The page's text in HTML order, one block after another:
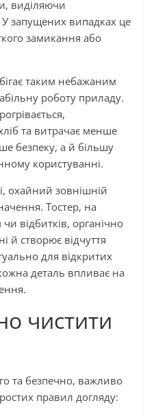
виділяючи
запущених випадках це
замикання або
таким небажаним
роботу приладу.
та витрачає менше
безпеку, а й більшу
користуванні.
охайний зовнішній
Тостер, на
відбитків, органічно
й створює відчуття
для відкритих
деталь впливає на
чистити
та безпечно, важливо
правил догляду: